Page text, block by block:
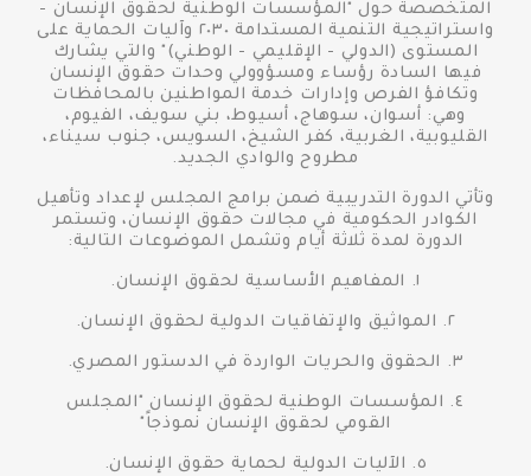
المتخصصة حول "المؤسسات الوطنية لحقوق الإنسان -
واستراتيجية التنمية المستدامة ٢٠٣٠ وآليات الحماية على
المستوى (الدولي - الإقليمي - الوطني)" والتي يشارك
فيها السادة رؤساء ومسؤوولي وحدات حقوق الإنسان
وتكافؤ الفرص وإدارات خدمة المواطنين بالمحافظات
وهي: أسوان، سوهاج، أسيوط، بني سويف، الفيوم،
القليوبية، الغربية، كفر الشيخ، السويس، جنوب سيناء،
مطروح والوادي الجديد.
وتأتي الدورة التدريبية ضمن برامج المجلس لإعداد وتأهيل
الكوادر الحكومية في مجالات حقوق الإنسان، وتستمر
الدورة لمدة ثلاثة أيام وتشمل الموضوعات التالية:
١. المفاهيم الأساسية لحقوق الإنسان.
٢. المواثيق والإتفاقيات الدولية لحقوق الإنسان.
٣. الحقوق والحريات الواردة في الدستور المصري.
٤. المؤسسات الوطنية لحقوق الإنسان "المجلس
القومي لحقوق الإنسان نموذجاً"
٥. الآليات الدولية لحماية حقوق الإنسان.